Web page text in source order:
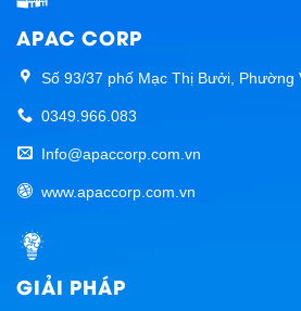
APAC CORP
Số 93/37 phố Mạc Thị Bưởi, Phường
0349.966.083
Info@apaccorp.com.vn
www.apaccorp.com.vn
GIẢI PHÁP